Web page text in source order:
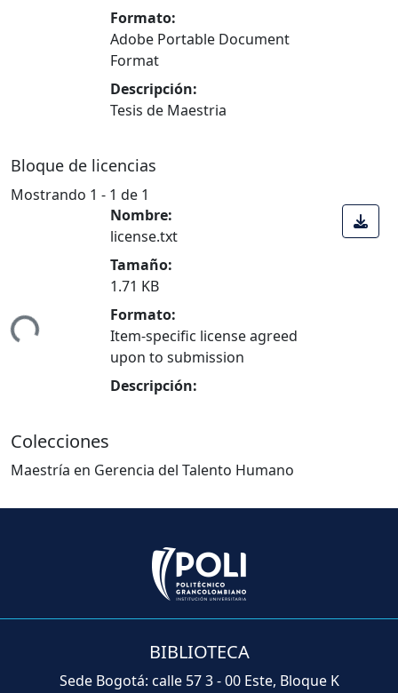
Formato:
Adobe Portable Document
Format
Descripción:
Tesis de Maestria
Bloque de licencias
Mostrando 1 - 1 de 1
Cargando...
Nombre:
license.txt
Tamaño:
1.71 KB
Formato:
Item-specific license agreed
upon to submission
Descripción:
Colecciones
Maestría en Gerencia del Talento Humano
BIBLIOTECA
Sede Bogotá: calle 57 3 - 00 Este, Bloque K